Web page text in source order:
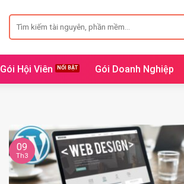
for:
Gói Hội Viên Gói Doanh Nghiệp
09
Th3